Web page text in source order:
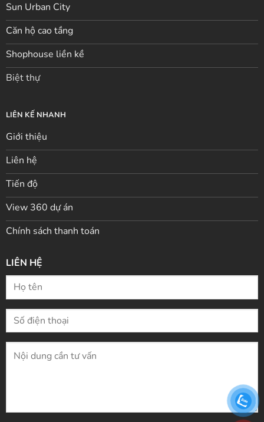
Sun Urban City
Căn hộ cao tầng
Shophouse liền kề
Biệt thự
LIÊN KẾ NHANH
Giới thiệu
Liên hệ
Tiến độ
View 360 dự án
Chính sách thanh toán
LIÊN HỆ